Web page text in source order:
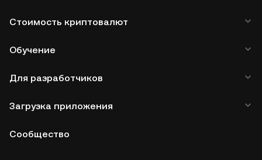
Стоимость криптовалют
Обучение
Для разработчиков
Загрузка приложения
Сообщество